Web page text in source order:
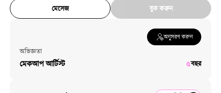
মেসেজ বুক করুন
অনুসরণ করুন
অভিজ্ঞতা
মেকআপ আর্টিস্ট ৫বছর